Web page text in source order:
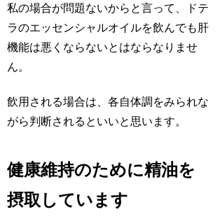
私の場合が問題ないからと言って、ドテ
ラのエッセンシャルオイルを飲んでも肝
機能は悪くならないとはならなりませ
ん。
飲用される場合は、各自体調をみられな
がら判断されるといいと思います。
健康維持のために精油を
摂取しています